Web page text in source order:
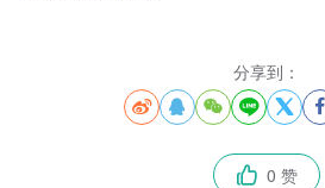
分享到：
     
 0 赞